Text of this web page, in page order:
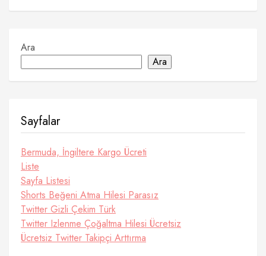
Ara
Ara
Sayfalar
Bermuda, İngiltere Kargo Ücreti
Liste
Sayfa Listesi
Shorts Beğeni Atma Hilesi Parasız
Twitter Gizli Çekim Türk
Twitter Izlenme Çoğaltma Hilesi Ücretsiz
Ücretsiz Twitter Takipçi Arttırma